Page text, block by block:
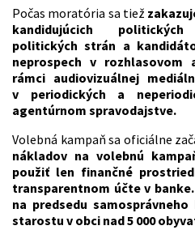
Počas moratória sa tiež
kandidujúcich
politických strán a
neprospech v rozhlasovom
rámci audiovizuálnej
v periodických a
agentúrnom spravodajstve.
Volebná kampaň sa oficiálne
nákladov na volebnú
použiť len finančné
transparentnom účte v
na predsedu
starostu v obci nad 5 000